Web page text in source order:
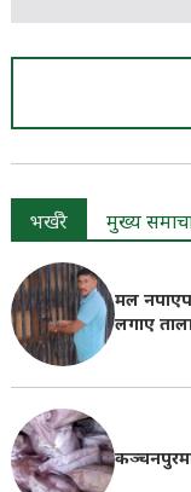
भर्खरै मुख्य
मल
लगाए